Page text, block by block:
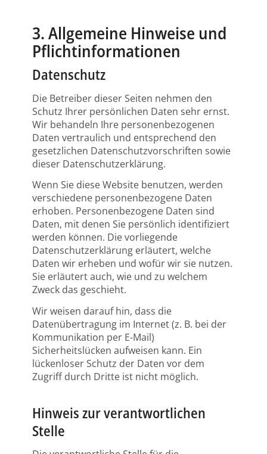
3. Allgemeine Hinweise und
Pflicht­informationen
Datenschutz
Die Betreiber dieser Seiten nehmen den
Schutz Ihrer persönlichen Daten sehr ernst.
Wir behandeln Ihre personenbezogenen
Daten vertraulich und entsprechend den
gesetzlichen Datenschutzvorschriften sowie
dieser Datenschutzerklärung.
Wenn Sie diese Website benutzen, werden
verschiedene personenbezogene Daten
erhoben. Personenbezogene Daten sind
Daten, mit denen Sie persönlich identifiziert
werden können. Die vorliegende
Datenschutzerklärung erläutert, welche
Daten wir erheben und wofür wir sie nutzen.
Sie erläutert auch, wie und zu welchem
Zweck das geschieht.
Wir weisen darauf hin, dass die
Datenübertragung im Internet (z. B. bei der
Kommunikation per E-Mail)
Sicherheitslücken aufweisen kann. Ein
lückenloser Schutz der Daten vor dem
Zugriff durch Dritte ist nicht möglich.
Hinweis zur verantwortlichen
Stelle